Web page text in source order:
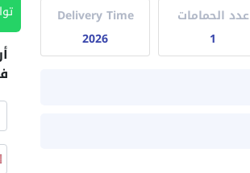
عدد الحمامات
1
Delivery Time
2026